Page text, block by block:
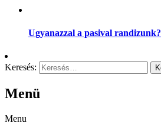
Ugyanazzal a pasival randizunk?
Keresés:
Menü
Menu